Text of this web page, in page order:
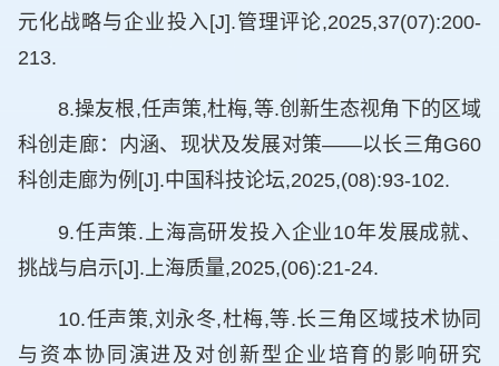
元化战略与企业投入[J].管理评论,2025,37(07):200-
213.
8.操友根,任声策,杜梅,等.创新生态视角下的区域
科创走廊：内涵、现状及发展对策——以长三角G60
科创走廊为例[J].中国科技论坛,2025,(08):93-102.
9.任声策.上海高研发投入企业10年发展成就、
挑战与启示[J].上海质量,2025,(06):21-24.
10.任声策,刘永冬,杜梅,等.长三角区域技术协同
与资本协同演进及对创新型企业培育的影响研究